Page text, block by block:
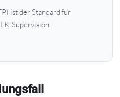
ist der Standard für
Supervision.